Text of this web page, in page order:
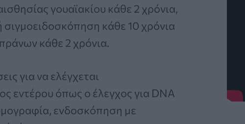
γουαϊακίου κάθε 2 χρόνια,
κάθε 10 χρόνια
κάθε 2 χρόνια.
για να ελέγχεται
εντέρου όπως ο έλεγχος για DNA
ενδοσκόπηση με